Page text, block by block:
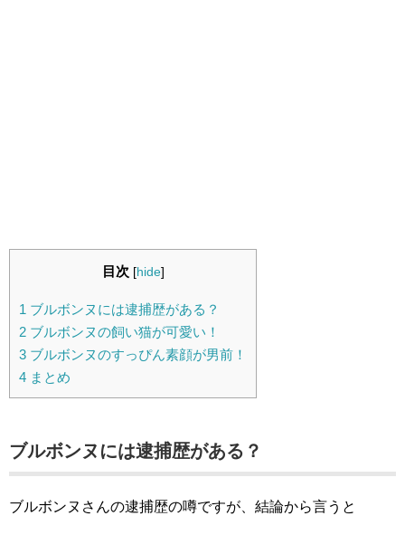
目次 [hide]
1 ブルボンヌには逮捕歴がある？
2 ブルボンヌの飼い猫が可愛い！
3 ブルボンヌのすっぴん素顔が男前！
4 まとめ
ブルボンヌには逮捕歴がある？
ブルボンヌさんの逮捕歴の噂ですが、結論から言うと